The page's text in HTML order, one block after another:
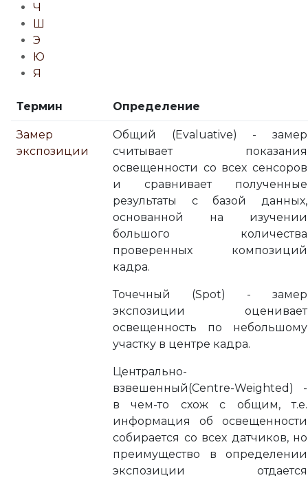
Ч
Ш
Э
Ю
Я
Термин Определение
Замер
экспозиции
Общий (Evaluative) - замер
считывает показания
освещенности со всех сенсоров
и сравнивает полученные
результаты с базой данных,
основанной на изучении
большого количества
проверенных композиций
кадра.
Точечный (Spot) - замер
экспозиции оценивает
освещенность по небольшому
участку в центре кадра.
Центрально-
взвешенный(Centre-Weighted) -
в чем-то схож с общим, т.е.
информация об освещенности
собирается со всех датчиков, но
преимущество в определении
экспозиции отдается